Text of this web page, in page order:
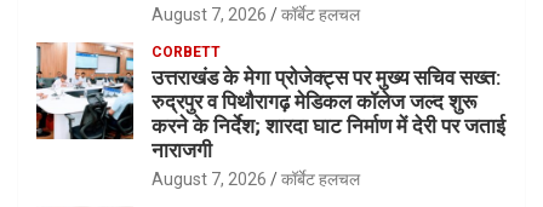
August 7, 2026 कॉर्बेट हलचल
CORBETT
उत्तराखंड के मेगा प्रोजेक्ट्स पर मुख्य सचिव सख्त:
रुद्रपुर व पिथौरागढ़ मेडिकल कॉलेज जल्द शुरू
करने के निर्देश; शारदा घाट निर्माण में देरी पर जताई
नाराजगी
August 7, 2026 कॉर्बेट हलचल